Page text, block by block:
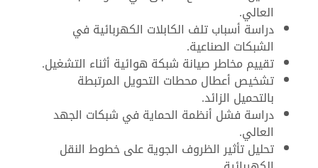
العالي.
دراسة أسباب تلف الكابلات الكهربائية في
الشبكات الصناعية.
تقييم مخاطر صيانة شبكة هوائية أثناء التشغيل.
تشخيص أعطال محطات التحويل المرتبطة
بالتحميل الزائد.
دراسة فشل أنظمة الحماية في شبكات الجهد
العالي.
تحليل تأثير الظروف الجوية على خطوط النقل